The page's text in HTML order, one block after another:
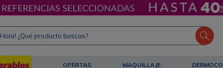
¿Qué producto buscas?
OFERTAS MAQUILLAJE